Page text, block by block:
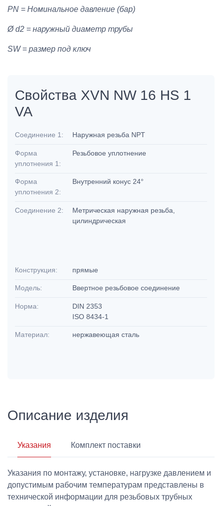
PN = Номинальное давление (бар)
Ø d2 = наружный диаметр трубы
SW = размер под ключ
Свойства XVN NW 16 HS 1
VA
Соединение 1: Наружная резьба NPT
Форма
уплотнения 1:
Резьбовое уплотнение
Форма
уплотнения 2:
Внутренний конус 24°
Соединение 2:
Метрическая наружная резьба,
цилиндрическая
Конструкция: прямые
Модель: Ввертное резьбовое соединение
Норма:
DIN 2353
ISO 8434-1
Материал: нержавеющая сталь
Описание изделия
Указания Комплект поставки
Указания по монтажу, установке, нагрузке давлением и
допустимым рабочим температурам представлены в
технической информации для резьбовых трубных